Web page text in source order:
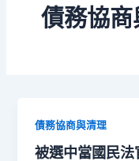
債務協商
債務協商與清理
被選中當國民